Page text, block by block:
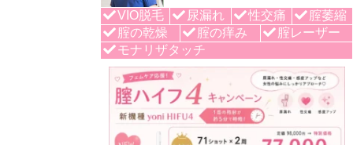
VIO脱毛 尿漏れ 性交痛
腟萎縮
腟の乾燥
腟の痒み
腟レーザー
モナリザタッチ